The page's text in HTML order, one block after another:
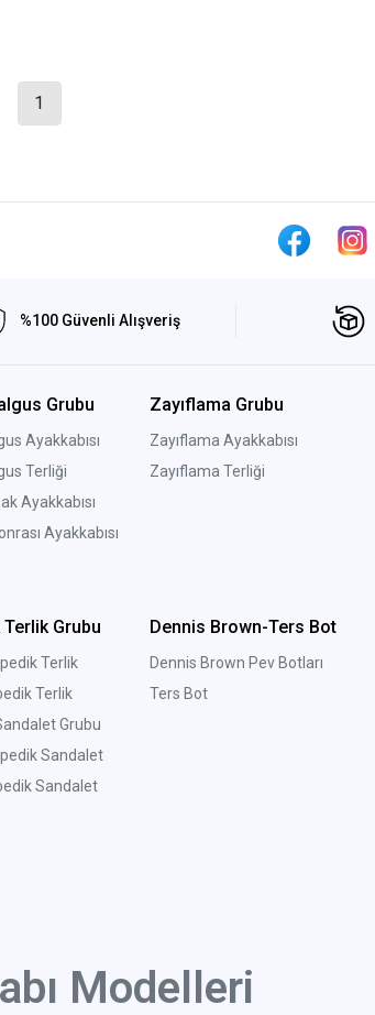
1
%100 Güvenli Alışveriş
Grubu
Ayakkabısı
Terliği
Ayakkabısı
Ayakkabısı
Zayıflama Grubu
Zayıflama Ayakkabısı
Zayıflama Terliği
Grubu
Terlik
Terlik
Grubu
Sandalet
Sandalet
Dennis Brown-Ters Bot
Dennis Brown Pev Botları
Ters Bot
Modelleri